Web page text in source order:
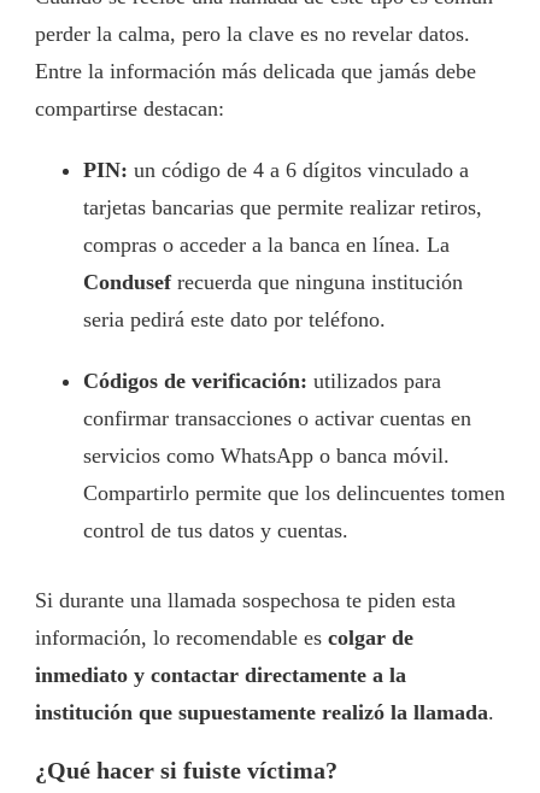
perder la calma, pero la clave es no revelar datos.
Entre la información más delicada que jamás debe
compartirse destacan:
PIN: un código de 4 a 6 dígitos vinculado a
tarjetas bancarias que permite realizar retiros,
compras o acceder a la banca en línea. La
Condusefrecuerda que ninguna institución
seria pedirá este dato por teléfono.
Códigos de verificación: utilizados para
confirmar transacciones o activar cuentas en
servicios como WhatsApp o banca móvil.
Compartirlo permite que los delincuentes tomen
control de tus datos y cuentas.
Si durante una llamada sospechosa te piden esta
información, lo recomendable es colgar de
inmediato y contactar directamente a la
institución que supuestamente realizó la llamada.
¿Qué hacer si fuiste víctima?